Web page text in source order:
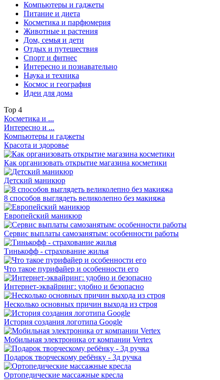
Компьютеры и гаджеты
Питание и диета
Косметика и парфюмерия
Животные и растения
Дом, семья и дети
Отдых и путешествия
Спорт и фитнес
Интересно и познавательно
Наука и техника
Космос и география
Идеи для дома
Top 4
Косметика и ...
Интересно и ...
Компьютеры и гаджеты
Красота и здоровье
Как организовать открытие магазина косметики
Детский маникюр
8 способов выглядеть великолепно без макияжа
Европейский маникюр
Сервис выплаты самозанятым: особенности работы
Тинькофф - страхование жилья
Что такое пурифайер и особенности его
Интернет-эквайринг: удобно и безопасно
Несколько основных причин выхода из строя
История создания логотипа Google
Мобильная электроника от компании Vertex
Подарок творческому ребёнку - 3д ручка
Ортопедические массажные кресла